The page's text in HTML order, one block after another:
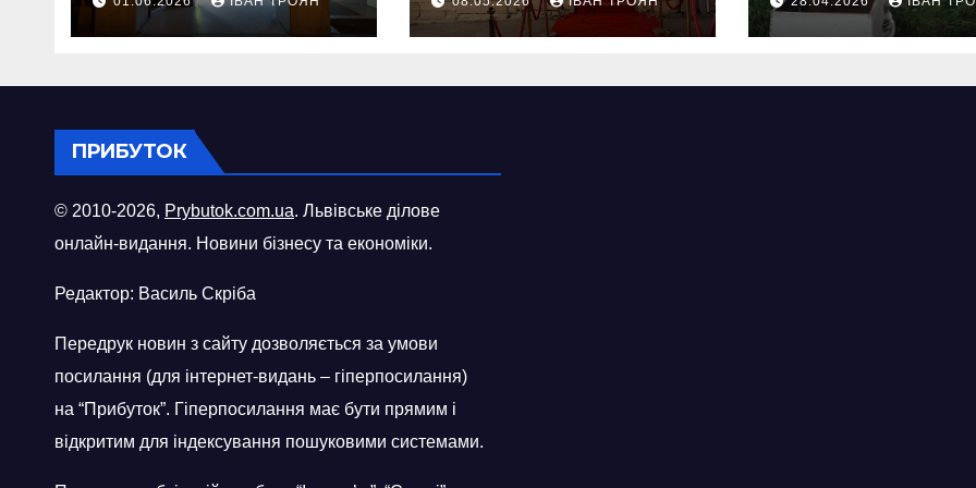
шопів із центру
міста
асистентом
бджолярів
ПРИБУТОК
© 2010-2026, Prybutok.com.ua. Львівське ділове
онлайн-видання. Новини бізнесу та економіки.
Редактор: Василь Скріба
Передрук новин з сайту дозволяється за умови
посилання (для інтернет-видань – гіперпосилання)
на “Прибуток”. Гіперпосилання має бути прямим і
відкритим для індексування пошуковими системами.